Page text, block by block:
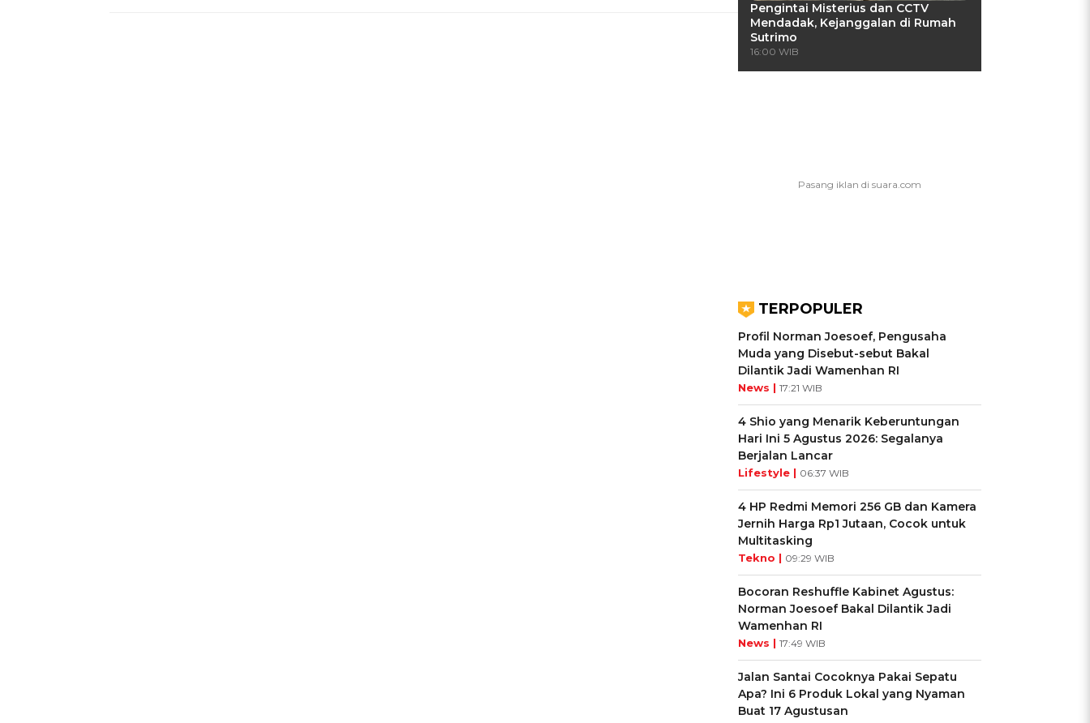
Pengintai Misterius dan CCTV
Mendadak, Kejanggalan di Rumah
Sutrimo
16:00 WIB
TERPOPULER
Profil Norman Joesoef, Pengusaha
Muda yang Disebut-sebut Bakal
Dilantik Jadi Wamenhan RI
News | 17:21 WIB
4 Shio yang Menarik Keberuntungan
Hari Ini 5 Agustus 2026: Segalanya
Berjalan Lancar
Lifestyle | 06:37 WIB
4 HP Redmi Memori 256 GB dan Kamera
Jernih Harga Rp1 Jutaan, Cocok untuk
Multitasking
Tekno | 09:29 WIB
Bocoran Reshuffle Kabinet Agustus:
Norman Joesoef Bakal Dilantik Jadi
Wamenhan RI
News | 17:49 WIB
Jalan Santai Cocoknya Pakai Sepatu
Apa? Ini 6 Produk Lokal yang Nyaman
Buat 17 Agustusan